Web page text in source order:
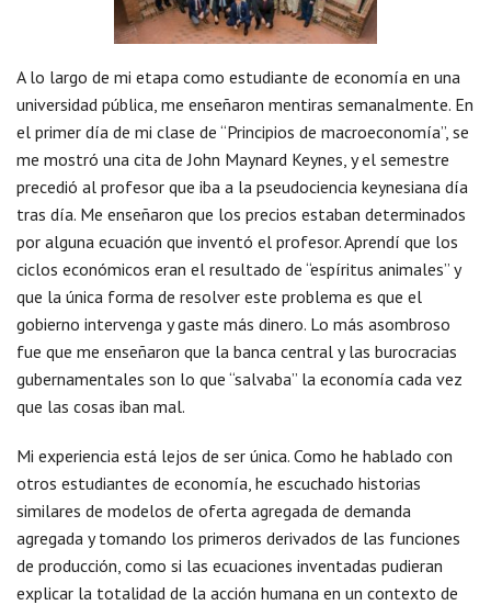
A lo largo de mi etapa como estudiante de economía en una
universidad pública, me enseñaron mentiras semanalmente. En
el primer día de mi clase de “Principios de macroeconomía”, se
me mostró una cita de John Maynard Keynes, y el semestre
precedió al profesor que iba a la pseudociencia keynesiana día
tras día. Me enseñaron que los precios estaban determinados
por alguna ecuación que inventó el profesor. Aprendí que los
ciclos económicos eran el resultado de “espíritus animales” y
que la única forma de resolver este problema es que el
gobierno intervenga y gaste más dinero. Lo más asombroso
fue que me enseñaron que la banca central y las burocracias
gubernamentales son lo que “salvaba” la economía cada vez
que las cosas iban mal.
Mi experiencia está lejos de ser única. Como he hablado con
otros estudiantes de economía, he escuchado historias
similares de modelos de oferta agregada de demanda
agregada y tomando los primeros derivados de las funciones
de producción, como si las ecuaciones inventadas pudieran
explicar la totalidad de la acción humana en un contexto de